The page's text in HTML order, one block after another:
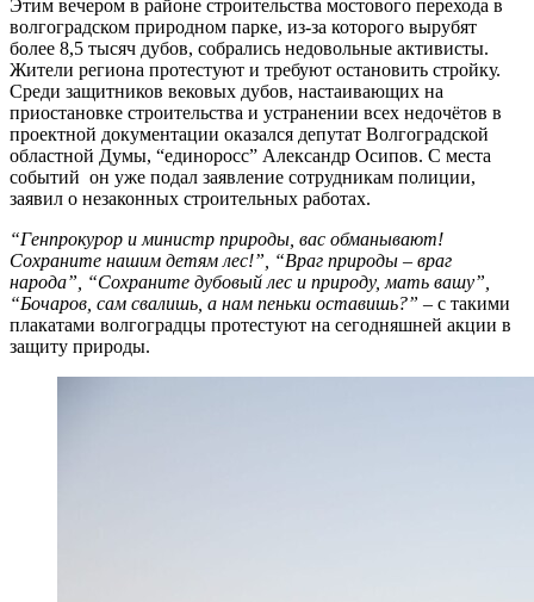
Этим вечером в районе строительства мостового перехода в
волгоградском природном парке, из-за которого вырубят
более 8,5 тысяч дубов, собрались недовольные активисты.
Жители региона протестуют и требуют остановить стройку.
Среди защитников вековых дубов, настаивающих на
приостановке строительства и устранении всех недочётов в
проектной документации оказался депутат Волгоградской
областной Думы, “единоросс” Александр Осипов. С места
событий он уже подал заявление сотрудникам полиции,
заявил о незаконных строительных работах.
“Генпрокурор и министр природы, вас обманывают!
Сохраните нашим детям лес!”, “Враг природы – враг
народа”, “Сохраните дубовый лес и природу, мать вашу”,
“Бочаров, сам свалишь, а нам пеньки оставишь?” – с такими
плакатами волгоградцы протестуют на сегодняшней акции в
защиту природы.